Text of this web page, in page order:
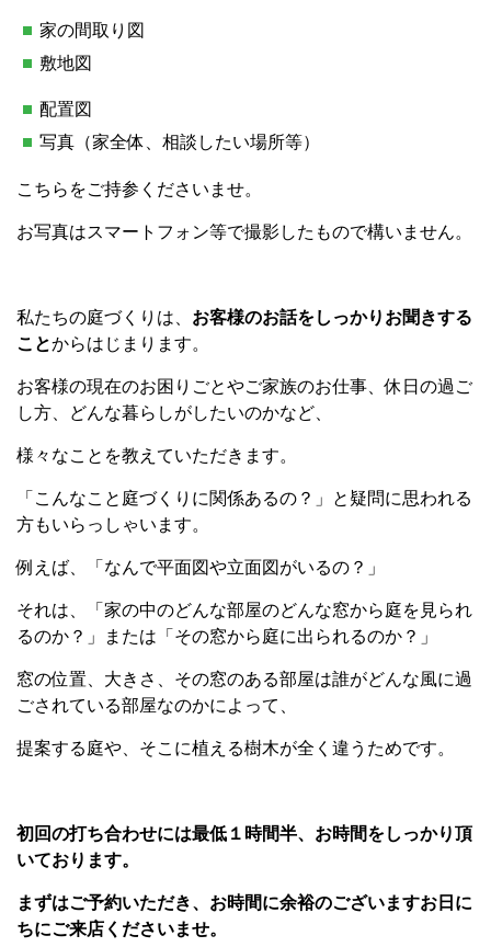
家の間取り図
敷地図
配置図
写真（家全体、相談したい場所等）
こちらをご持参くださいませ。
お写真はスマートフォン等で撮影したもので構いません。
私たちの庭づくりは、 お客様のお話をしっかりお聞きする
ことからはじまります。
お客様の現在のお困りごとやご家族のお仕事、休日の過ご
し方、どんな暮らしがしたいのかなど、
様々なことを教えていただきます。
「こんなこと庭づくりに関係あるの？」と疑問に思われる
方もいらっしゃいます。
例えば、「なんで平面図や立面図がいるの？」
それは、「家の中のどんな部屋のどんな窓から庭を見られ
るのか？」または「その窓から庭に出られるのか？」
窓の位置、大きさ、その窓のある部屋は誰がどんな風に過
ごされている部屋なのかによって、
提案する庭や、そこに植える樹木が全く違うためです。
初回の打ち合わせには最低１時間半、お時間をしっかり頂
いております。
まずはご予約いただき、お時間に余裕のございますお日に
ちにご来店くださいませ。